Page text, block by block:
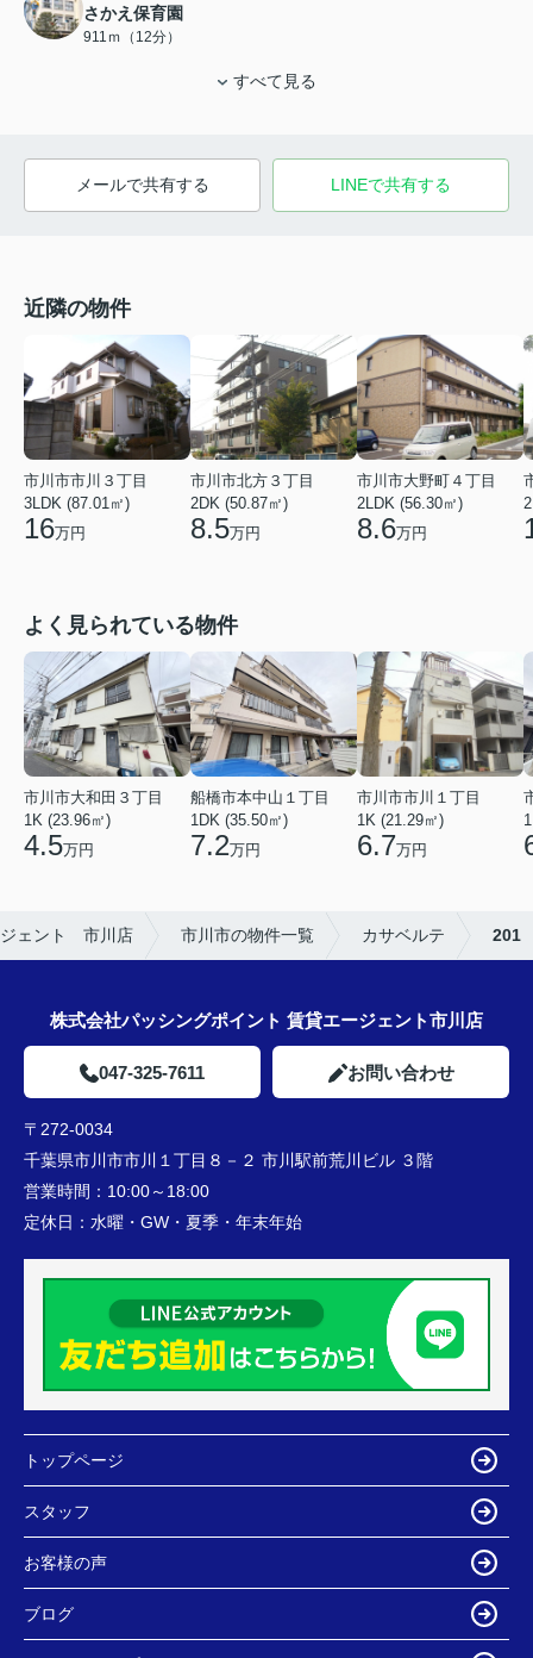
さかえ保育園
911ｍ（12分）
すべて見る
メールで共有する LINEで共有する
近隣の物件
市川市市川３丁目
3LDK (87.01㎡)
16万円
市川市北方３丁目
2DK (50.87㎡)
8.5万円
市川市大野町４丁目
2LDK (56.30㎡)
8.6万円
よく見られている物件
市川市大和田３丁目
1K (23.96㎡)
4.5万円
船橋市本中山１丁目
1DK (35.50㎡)
7.2万円
市川市市川１丁目
1K (21.29㎡)
6.7万円
ジェント 市川店 市川市の物件一覧 カサベルテ 201
株式会社パッシングポイント 賃貸エージェント市川店
047-325-7611 お問い合わせ
〒272-0034
千葉県市川市市川１丁目８－２ 市川駅前荒川ビル ３階
営業時間： 10:00～18:00
定休日： 水曜・GW・夏季・年末年始
トップページ
スタッフ
お客様の声
ブログ